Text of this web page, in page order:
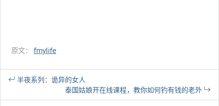
原文： fmylife
半夜系列：诡异的女人
泰国姑娘开在线课程，教你如何钓有钱的老外